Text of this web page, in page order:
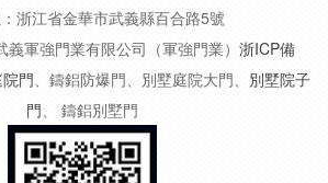
浙江省金華市武義縣百合路5號
軍強門業有限公司（軍強門業） 浙ICP備
門、鑄鋁防爆門、別墅庭院大門、 別墅院子
門、 鑄鋁別墅門